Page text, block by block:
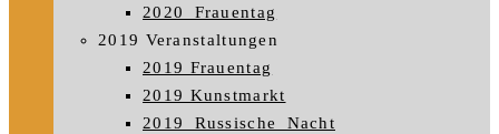
2020_Frauentag
2019 Veranstaltungen
2019 Frauentag
2019 Kunstmarkt
2019_Russische_Nacht